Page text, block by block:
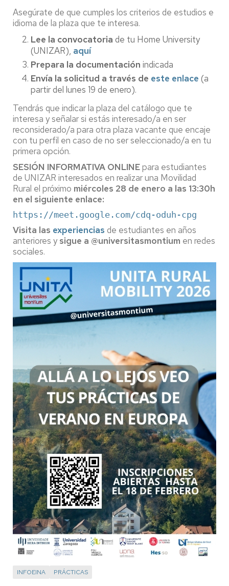
Asegúrate de que cumples los criterios de estudios e
idioma de la plaza que te interesa.
Lee la convocatoria de tu Home University
(UNIZAR), aquí
Prepara la documentación indicada
Envía la solicitud a través de este enlace (a
partir del lunes 19 de enero).
Tendrás que indicar la plaza del catálogo que te
interesa y señalar si estás interesado/a en ser
reconsiderado/a para otra plaza vacante que encaje
con tu perfil en caso de no ser seleccionado/a en tu
primera opción.
SESIÓN INFORMATIVA ONLINEpara estudiantes
de UNIZAR interesados en realizar una Movilidad
Rural el próximo miércoles 28 de enero a las 13:30h
en el siguiente enlace:
https://meet.google.com/cdq-oduh-cpg
Visita las experiencias de estudiantes en años
anteriores y sigue a @universitasmontium en redes
sociales.
INFOEINA PRÁCTICAS